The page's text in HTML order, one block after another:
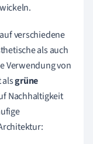
verschiedene
als auch
Verwendung von
alsgrüne
Nachhaltigkeit